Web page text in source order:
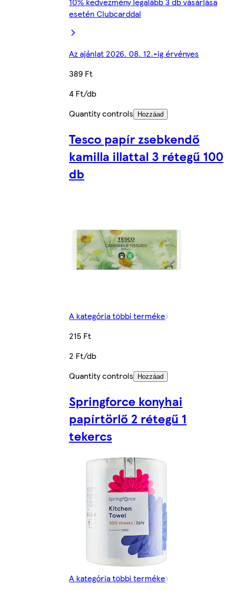
esetén Clubcarddal
Az ajánlat 2026. 08. 12.-ig érvényes
389 Ft
4 Ft/db
Quantity controls
Hozzáad
Tesco papír zsebkendő
kamilla illattal 3 rétegű 100
db
A kategória többi terméke
215 Ft
2 Ft/db
Quantity controls
Hozzáad
Springforce konyhai
papírtörlő 2 rétegű 1
tekercs
A kategória többi terméke